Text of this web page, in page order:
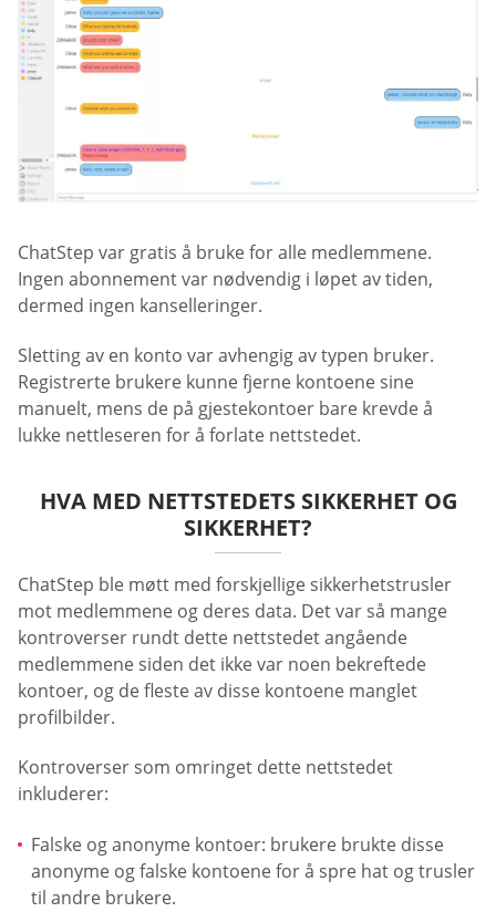
ChatStep var gratis å bruke for alle medlemmene.
Ingen abonnement var nødvendig i løpet av tiden,
dermed ingen kanselleringer.
Sletting av en konto var avhengig av typen bruker.
Registrerte brukere kunne fjerne kontoene sine
manuelt, mens de på gjestekontoer bare krevde å
lukke nettleseren for å forlate nettstedet.
HVA MED NETTSTEDETS SIKKERHET OG
SIKKERHET?
ChatStep ble møtt med forskjellige sikkerhetstrusler
mot medlemmene og deres data. Det var så mange
kontroverser rundt dette nettstedet angående
medlemmene siden det ikke var noen bekreftede
kontoer, og de fleste av disse kontoene manglet
profilbilder.
Kontroverser som omringet dette nettstedet
inkluderer:
Falske og anonyme kontoer: brukere brukte disse
anonyme og falske kontoene for å spre hat og trusler
til andre brukere.